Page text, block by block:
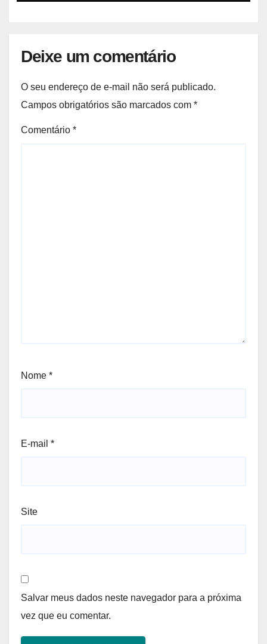
Deixe um comentário
O seu endereço de e-mail não será publicado.
Campos obrigatórios são marcados com *
Comentário *
Nome *
E-mail *
Site
Salvar meus dados neste navegador para a próxima
vez que eu comentar.